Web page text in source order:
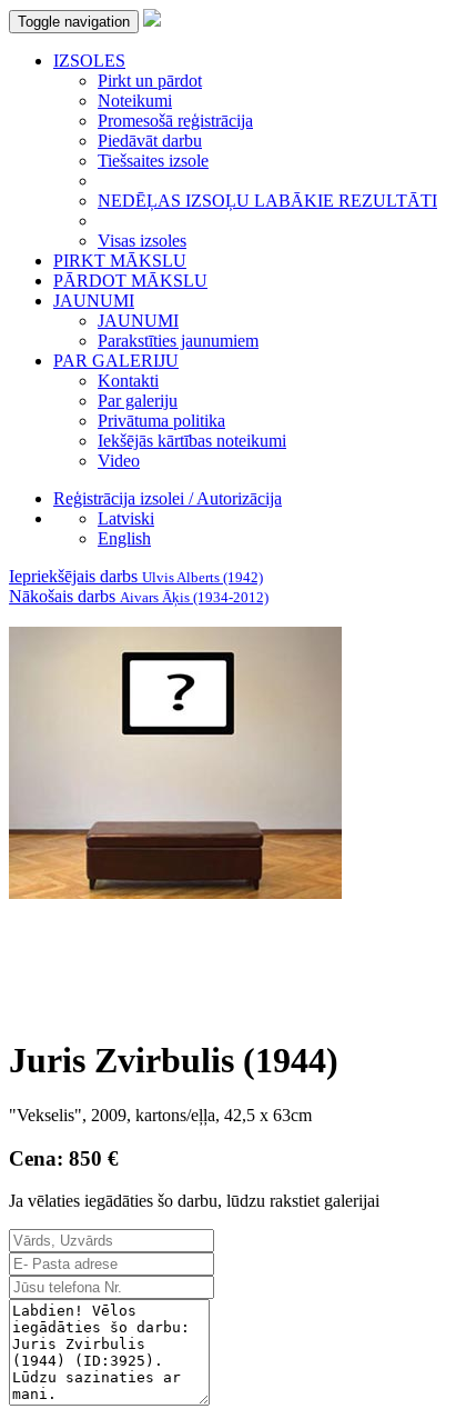
Toggle navigation
IZSOLES
Pirkt un pārdot
Noteikumi
Promesošā reģistrācija
Piedāvāt darbu
Tiešsaites izsole
NEDĒĻAS IZSOĻU LABĀKIE REZULTĀTI
Visas izsoles
PIRKT MĀKSLU
PĀRDOT MĀKSLU
JAUNUMI
JAUNUMI
Parakstīties jaunumiem
PAR GALERIJU
Kontakti
Par galeriju
Privātuma politika
Iekšējās kārtības noteikumi
Video
Reģistrācija izsolei / Autorizācija
Latviski
English
Iepriekšējais darbs Ulvis Alberts (1942)
Nākošais darbs Aivars Āķis (1934-2012)
Juris Zvirbulis (1944)
"Vekselis", 2009, kartons/eļļa, 42,5 x 63cm
Cena: 850 €
Ja vēlaties iegādāties šo darbu, lūdzu rakstiet galerijai